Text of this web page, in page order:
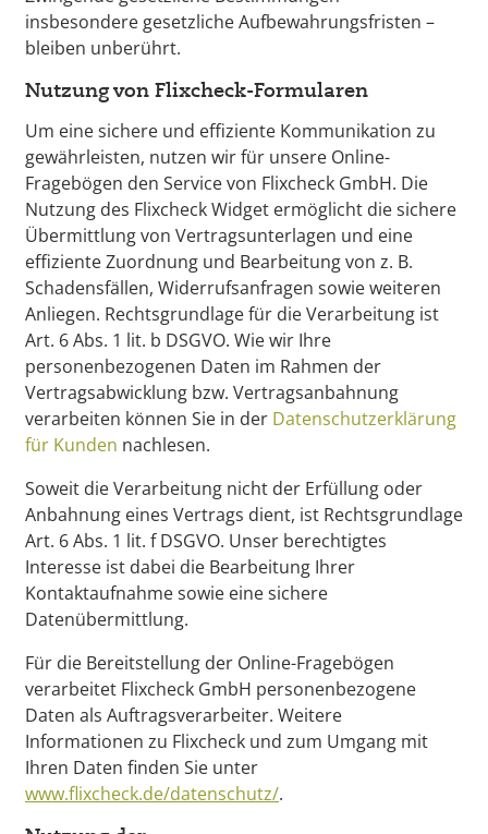
insbesondere gesetzliche Aufbewahrungsfristen –
bleiben unberührt.
Nutzung von Flixcheck-Formularen
Um eine sichere und effiziente Kommunikation zu
gewährleisten, nutzen wir für unsere Online-
Fragebögen den Service von Flixcheck GmbH. Die
Nutzung des Flixcheck Widget ermöglicht die sichere
Übermittlung von Vertragsunterlagen und eine
effiziente Zuordnung und Bearbeitung von z. B.
Schadensfällen, Widerrufsanfragen sowie weiteren
Anliegen. Rechtsgrundlage für die Verarbeitung ist
Art. 6 Abs. 1 lit. b DSGVO. Wie wir Ihre
personenbezogenen Daten im Rahmen der
Vertragsabwicklung bzw. Vertragsanbahnung
verarbeiten können Sie in der Datenschutzerklärung
für Kunden nachlesen.
Soweit die Verarbeitung nicht der Erfüllung oder
Anbahnung eines Vertrags dient, ist Rechtsgrundlage
Art. 6 Abs. 1 lit. f DSGVO. Unser berechtigtes
Interesse ist dabei die Bearbeitung Ihrer
Kontaktaufnahme sowie eine sichere
Datenübermittlung.
Für die Bereitstellung der Online-Fragebögen
verarbeitet Flixcheck GmbH personenbezogene
Daten als Auftragsverarbeiter. Weitere
Informationen zu Flixcheck und zum Umgang mit
Ihren Daten finden Sie unter
www.flixcheck.de/datenschutz/.